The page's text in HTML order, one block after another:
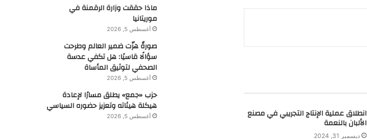
انطلاق عملية الإنتاج التجريبي في مصنع
الألبان بالنعمة
ديسمبر 31, 2024
ماذا حققت وزارة الرقمنة في
موريتانيا
أغسطس 5, 2026
صورةٌ هزّت ضمير العالم وطرحت
سؤالًا قاسيًا: هل تكفي عدسة
الصحفي لتوثيق المأساة
أغسطس 5, 2026
حزب «جمع» يطلق مسارًا لإعادة
هيكلة هيئاته وتعزيز حضوره السياسي
أغسطس 5, 2026